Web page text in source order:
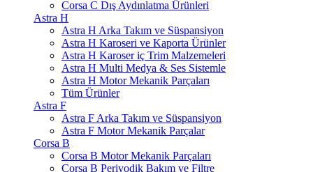
Corsa C Dış Aydınlatma Ürünleri
Astra H
Astra H Arka Takım ve Süspansiyon
Astra H Karoseri ve Kaporta Ürünler
Astra H Karoser iç Trim Malzemeleri
Astra H Multi Medya & Ses Sistemle
Astra H Motor Mekanik Parçaları
Tüm Ürünler
Astra F
Astra F Arka Takım ve Süspansiyon
Astra F Motor Mekanik Parçalar
Corsa B
Corsa B Motor Mekanik Parçaları
Corsa B Periyodik Bakım ve Filtre